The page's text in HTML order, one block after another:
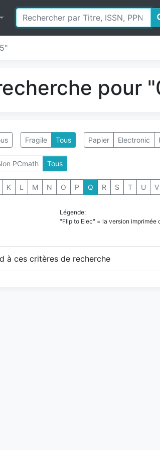
pour
Fragile Tous Papier Electronic
PCmath Tous
K L M N O P Q R S T U V
Légende:
"Flip to Elec" = la version
à ces critères de recherche